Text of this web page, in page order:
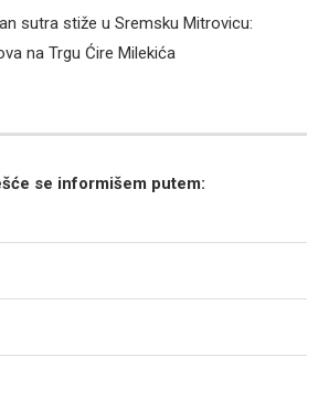
sutra stiže u Sremsku Mitrovicu:
na Trgu Ćire Milekića
se informišem putem: